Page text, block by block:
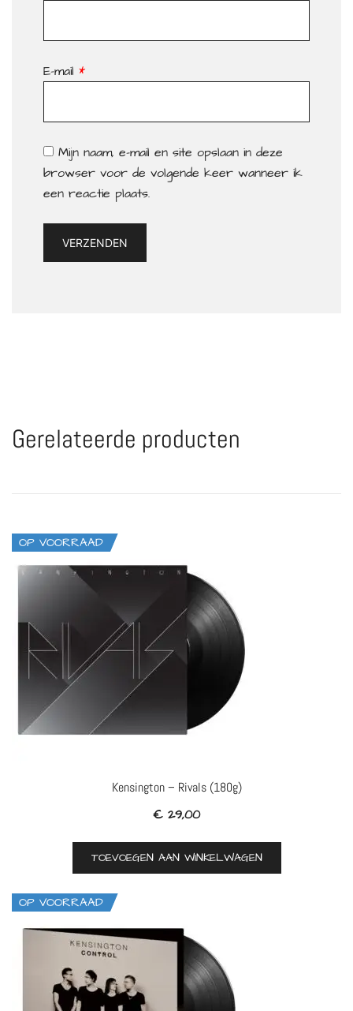
E-mail *
Mijn naam, e-mail en site opslaan in deze
browser voor de volgende keer wanneer ik
een reactie plaats.
Gerelateerde producten
OP VOORRAAD
Kensington – Rivals (180g)
€ 29,00
TOEVOEGEN AAN WINKELWAGEN
OP VOORRAAD